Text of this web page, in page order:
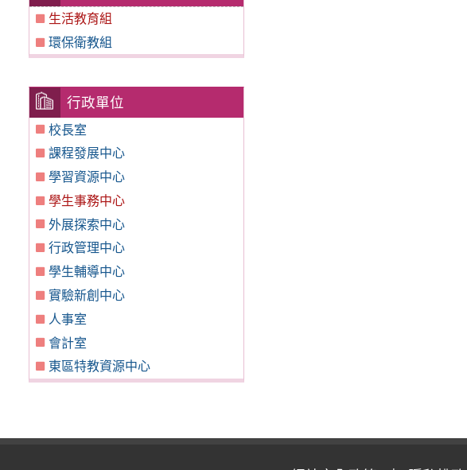
生活教育組
環保衛教組
行政單位
校長室
課程發展中心
學習資源中心
學生事務中心
外展探索中心
行政管理中心
學生輔導中心
實驗新創中心
人事室
會計室
東區特教資源中心